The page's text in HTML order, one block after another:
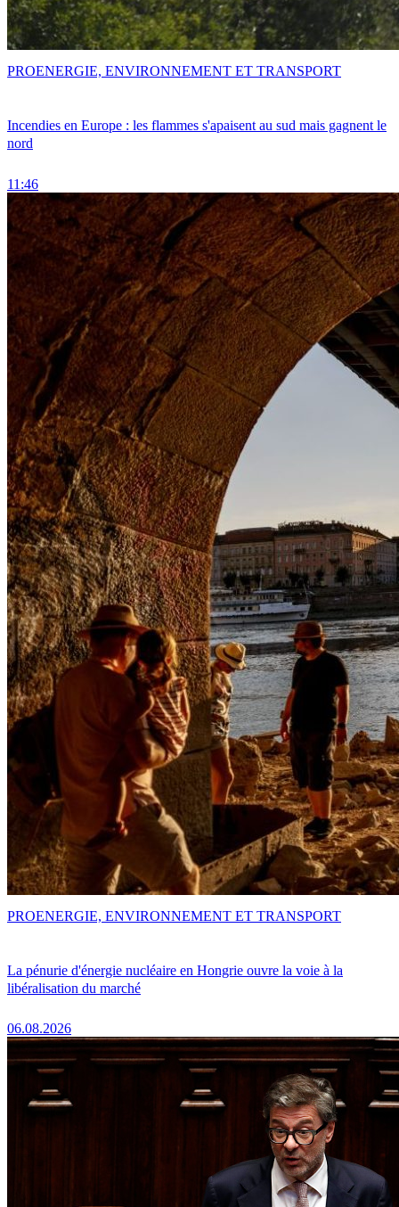
Incendies en Europe : les flammes s'apaisent au sud mais gagnent le
nord
11:46
PROENERGIE, ENVIRONNEMENT ET TRANSPORT
La pénurie d'énergie nucléaire en Hongrie ouvre la voie à la
libéralisation du marché
06.08.2026
PROENERGIE, ENVIRONNEMENT ET TRANSPORT